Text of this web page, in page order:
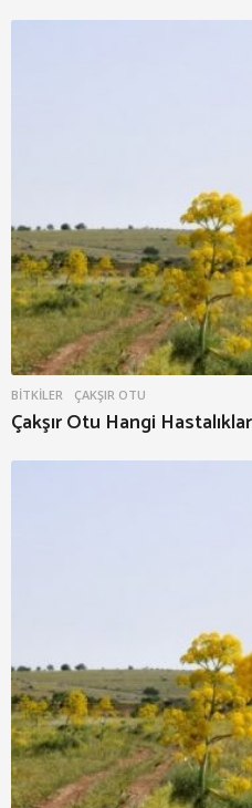
BITKILER ÇAKŞIR OTU
Çakşır Otu Hangi